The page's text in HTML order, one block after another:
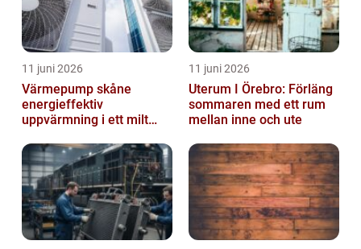
11 juni 2026
Värmepump skåne
energieffektiv
uppvärmning i ett milt
11 juni 2026
Uterum I Örebro: Förläng
sommaren med ett rum
mellan inne och ute